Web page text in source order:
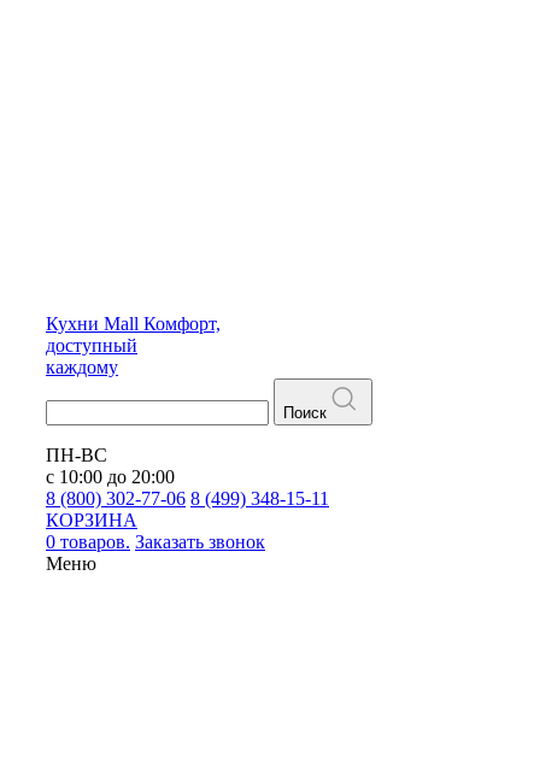
Кухни Mall Комфорт,
доступный
каждому
Поиск
ПН-ВС
с 10:00 до 20:00
8 (800) 302-77-06 8 (499) 348-15-11
КОРЗИНА
0 товаров. Заказать звонок
Меню